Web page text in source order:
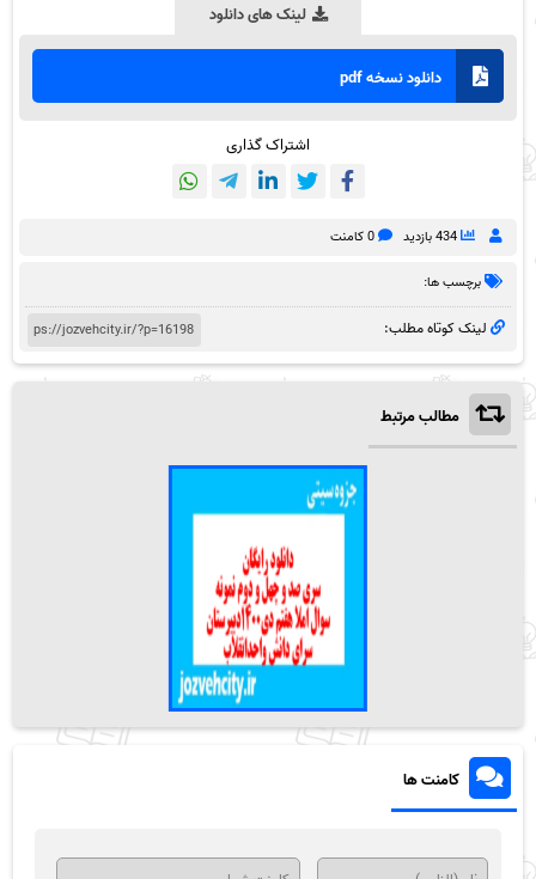
لینک های دانلود
دانلود نسخه pdf
اشتراک گذاری
434 بازدید 0 کامنت
برچسب ها:
لینک کوتاه مطلب:
مطالب مرتبط
کامنت ها